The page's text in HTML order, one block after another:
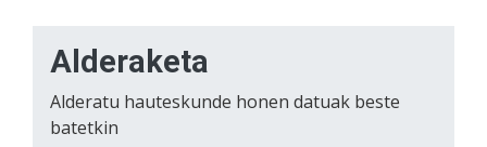
Alderaketa
Alderatu hauteskunde honen datuak beste
batetkin